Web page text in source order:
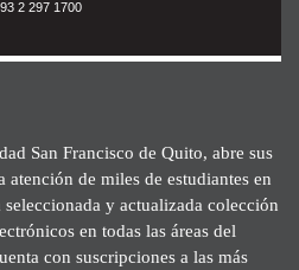
2 297 1700
San Francisco de Quito, abre sus
atención de miles de estudiantes en
y actualizada colección
en todas las áreas del
con suscripciones a las más